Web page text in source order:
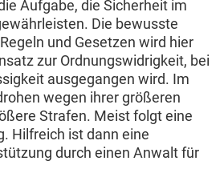
Aufgabe, die Sicherheit im
Die bewusste
und Gesetzen wird hier
zur Ordnungswidrigkeit, bei
ausgegangen wird. Im
wegen ihrer größeren
Strafen. Meist folgt eine
Hilfreich ist dann eine
durch einen Anwalt für